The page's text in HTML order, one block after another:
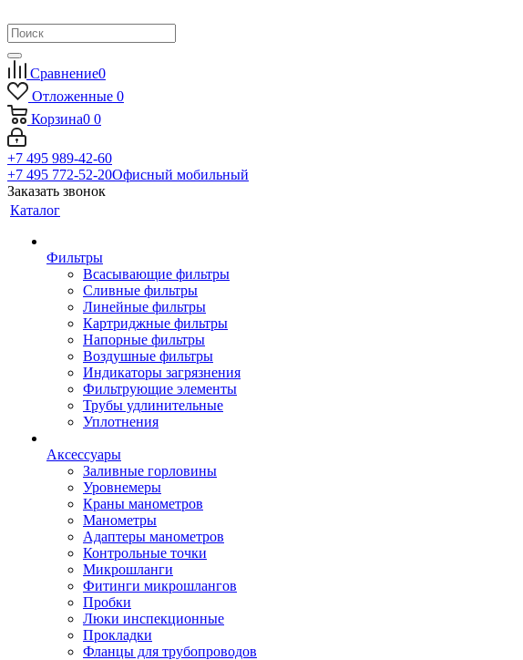
Сравнение0
Отложенные 0
Корзина0 0
+7 495 989-42-60
+7 495 772-52-20Офисный мобильный
Заказать звонок
Каталог
Фильтры
Всасывающие фильтры
Сливные фильтры
Линейные фильтры
Картриджные фильтры
Напорные фильтры
Воздушные фильтры
Индикаторы загрязнения
Фильтрующие элементы
Трубы удлинительные
Уплотнения
Аксессуары
Заливные горловины
Уровнемеры
Краны манометров
Манометры
Адаптеры манометров
Контрольные точки
Микрошланги
Фитинги микрошлангов
Пробки
Люки инспекционные
Прокладки
Фланцы для трубопроводов